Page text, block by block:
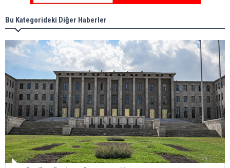
Bu Kategorideki Diğer Haberler